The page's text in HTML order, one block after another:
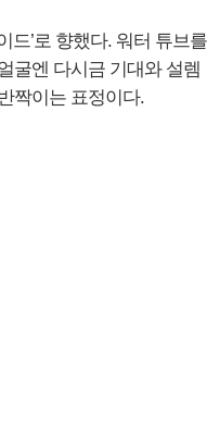
드’로 향했다. 워터 튜브를
굴엔 다시금 기대와 설렘
짝이는 표정이다.